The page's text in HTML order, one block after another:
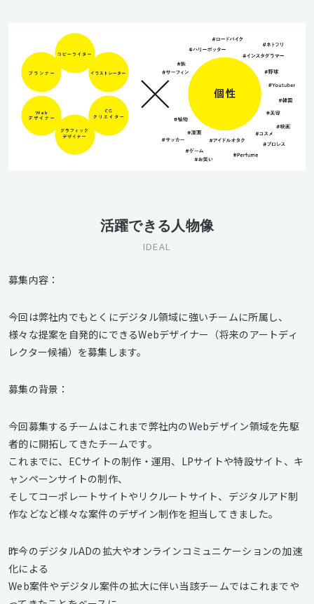
活躍できる人物像
IDEAL
募集内容：
今回は弊社内でもとくにデジタル領域に強いチームに所属し、
様々な提案を自発的にできるWebデザイナー（将来のアートディ
レクター候補）を募集します。
募集の背景：
今回募集するチームはこれまで弊社内のWebデザイン領域を先駆
者的に開拓してきたチームです。
これまでに、ECサイトの制作・運用、LPサイトや特設サイト、キ
ャンペーンサイトの制作、
そしてコーポレートサイトやリクルートサイト、デジタルアド制
作などなど様々な案件のデザイン制作を担当してきました。
昨今のデジタルADの拡大やオンラインコミュニケーションの加速
化による
Web案件やデジタル案件の拡大に伴い当該チームではこれまでや